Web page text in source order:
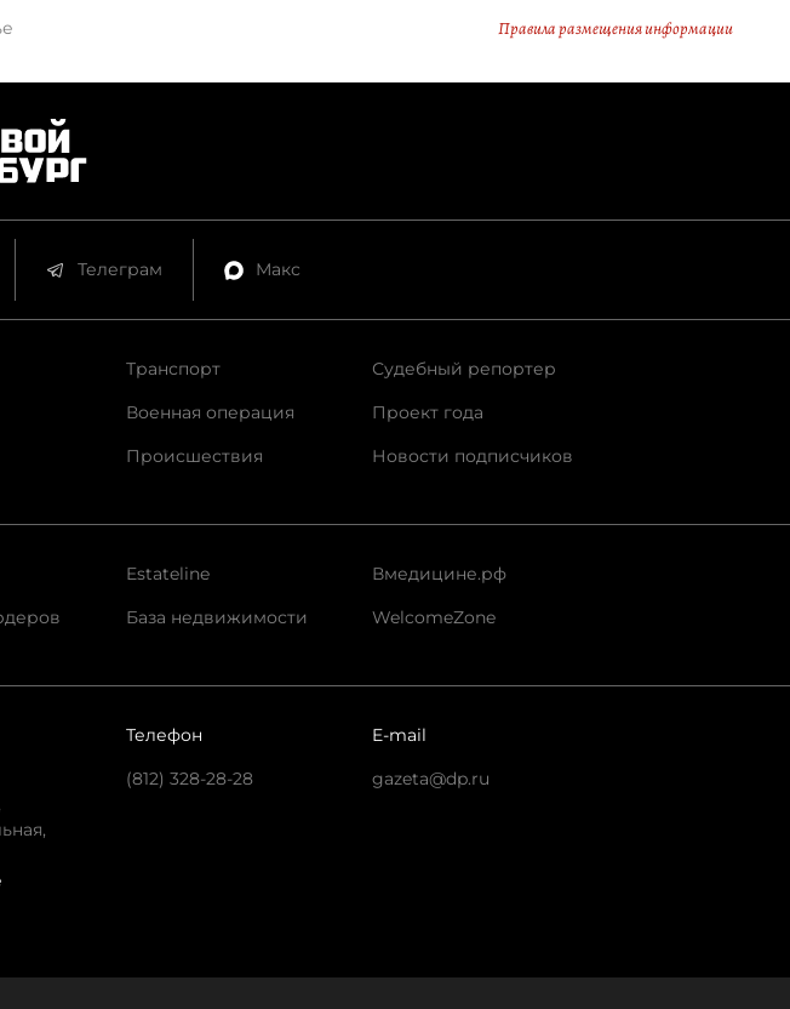
Правила размещения информации
Телеграм Макс
Транспорт
Военная операция
Происшествия
Судебный репортер
Проект года
Новости подписчиков
Estateline
База недвижимости
Вмедицине.рф
WelcomeZone
Телефон
(812) 328-28-28
E-mail
gazeta@dp.ru